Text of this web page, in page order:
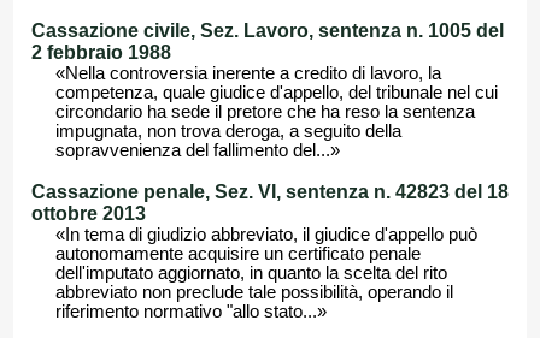
Cassazione civile, Sez. Lavoro, sentenza n. 1005 del
2 febbraio 1988
«Nella controversia inerente a credito di lavoro, la
competenza, quale giudice d'appello, del tribunale nel cui
circondario ha sede il pretore che ha reso la sentenza
impugnata, non trova deroga, a seguito della
sopravvenienza del fallimento del...»
Cassazione penale, Sez. VI, sentenza n. 42823 del 18
ottobre 2013
«In tema di giudizio abbreviato, il giudice d'appello può
autonomamente acquisire un certificato penale
dell'imputato aggiornato, in quanto la scelta del rito
abbreviato non preclude tale possibilità, operando il
riferimento normativo "allo stato...»